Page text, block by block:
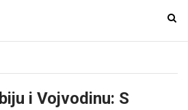
T
i Vojvodinu: S